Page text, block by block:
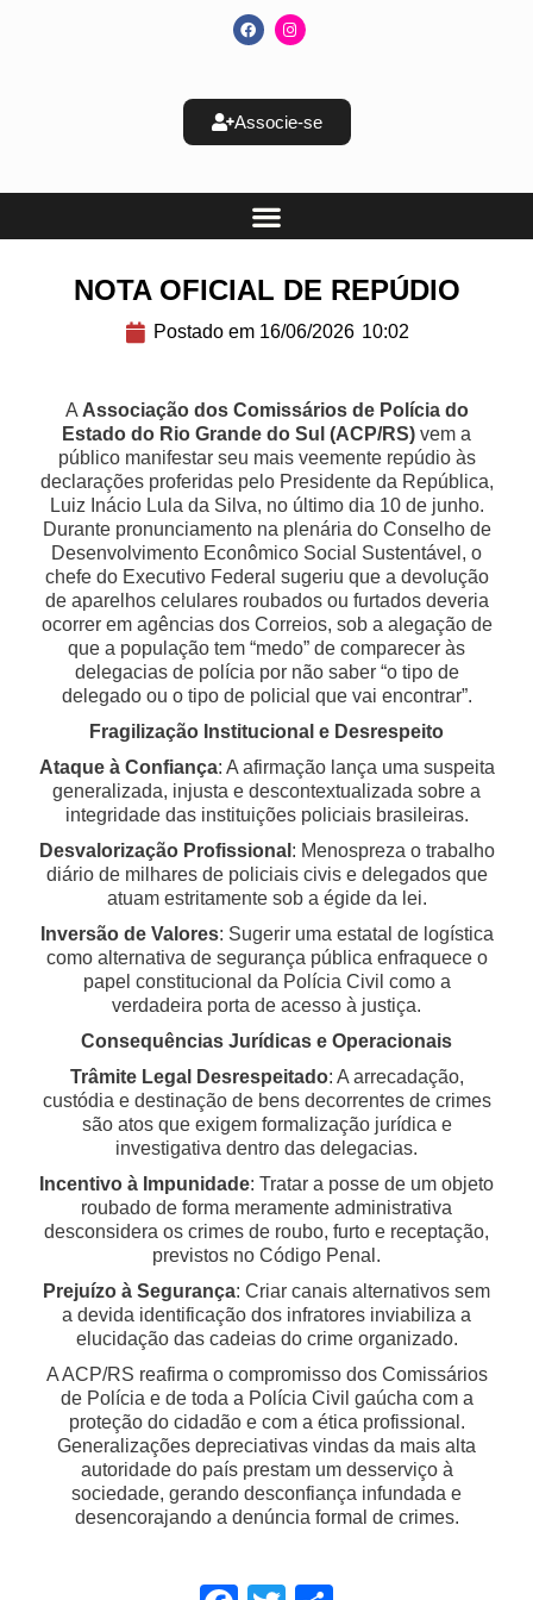
Associe-se
NOTA OFICIAL DE REPÚDIO
Postado em 16/06/2026 10:02
A Associação dos Comissários de Polícia do
Estado do Rio Grande do Sul (ACP/RS) vem a
público manifestar seu mais veemente repúdio às
declarações proferidas pelo Presidente da República,
Luiz Inácio Lula da Silva, no último dia 10 de junho.
Durante pronunciamento na plenária do Conselho de
Desenvolvimento Econômico Social Sustentável, o
chefe do Executivo Federal sugeriu que a devolução
de aparelhos celulares roubados ou furtados deveria
ocorrer em agências dos Correios, sob a alegação de
que a população tem “medo” de comparecer às
delegacias de polícia por não saber “o tipo de
delegado ou o tipo de policial que vai encontrar”.
Fragilização Institucional e Desrespeito
Ataque à Confiança: A afirmação lança uma suspeita
generalizada, injusta e descontextualizada sobre a
integridade das instituições policiais brasileiras.
Desvalorização Profissional : Menospreza o trabalho
diário de milhares de policiais civis e delegados que
atuam estritamente sob a égide da lei.
Inversão de Valores: Sugerir uma estatal de logística
como alternativa de segurança pública enfraquece o
papel constitucional da Polícia Civil como a
verdadeira porta de acesso à justiça.
Consequências Jurídicas e Operacionais
Trâmite Legal Desrespeitado: A arrecadação,
custódia e destinação de bens decorrentes de crimes
são atos que exigem formalização jurídica e
investigativa dentro das delegacias.
Incentivo à Impunidade: Tratar a posse de um objeto
roubado de forma meramente administrativa
desconsidera os crimes de roubo, furto e receptação,
previstos no Código Penal.
Prejuízo à Segurança: Criar canais alternativos sem
a devida identificação dos infratores inviabiliza a
elucidação das cadeias do crime organizado.
A ACP/RS reafirma o compromisso dos Comissários
de Polícia e de toda a Polícia Civil gaúcha com a
proteção do cidadão e com a ética profissional.
Generalizações depreciativas vindas da mais alta
autoridade do país prestam um desserviço à
sociedade, gerando desconfiança infundada e
desencorajando a denúncia formal de crimes.